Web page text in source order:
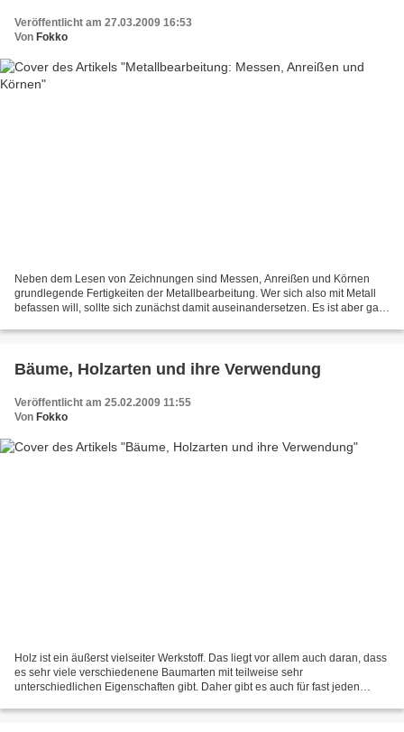
Veröffentlicht am 27.03.2009 16:53
Von Fokko
Neben dem Lesen von Zeichnungen sind Messen, Anreißen und Körnen
grundlegende Fertigkeiten der Metallbearbeitung. Wer sich also mit Metall
befassen will, sollte sich zunächst damit auseinandersetzen. Es ist aber gar
Bäume, Holzarten und ihre Verwendung
Veröffentlicht am 25.02.2009 11:55
Von Fokko
Holz ist ein äußerst vielseiter Werkstoff. Das liegt vor allem auch daran, dass
es sehr viele verschiedenene Baumarten mit teilweise sehr
unterschiedlichen Eigenschaften gibt. Daher gibt es auch für fast jeden